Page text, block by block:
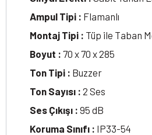
Ampul Tipi : Flamanlı
Montaj Tipi : Tüp ile Taban
Boyut : 70 x 70 x 285
Ton Tipi : Buzzer
Ton Sayısı : 2 Ses
Ses Çıkışı : 95 dB
Koruma Sınıfı : IP33-54